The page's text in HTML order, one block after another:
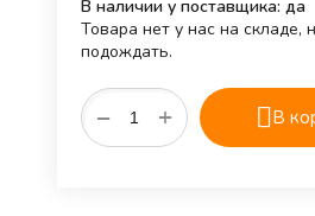
В наличии у поставщика: да
Товара нет у нас на складе,
подождать.
+
− В